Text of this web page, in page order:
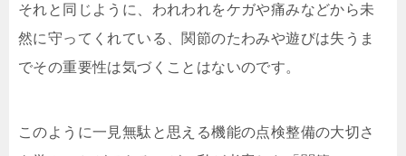
それと同じように、われわれをケガや痛みなどから未
然に守ってくれている、関節のたわみや遊びは失うま
でその重要性は気づくことはないのです。
このように一見無駄と思える機能の点検整備の大切さ